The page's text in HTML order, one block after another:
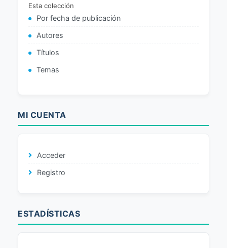
Esta colección
Por fecha de publicación
Autores
Títulos
Temas
MI CUENTA
Acceder
Registro
ESTADÍSTICAS